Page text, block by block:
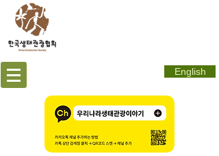
English